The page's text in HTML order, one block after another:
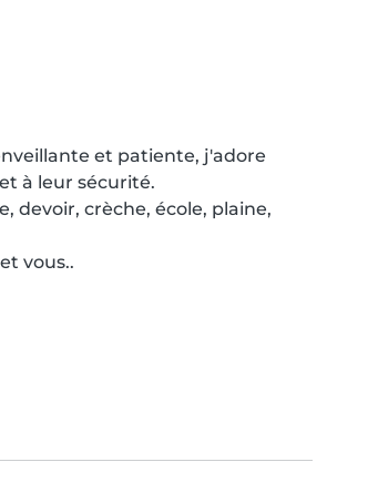
et patiente, j'adore
à leur sécurité.
devoir, crèche, école, plaine,
vous..